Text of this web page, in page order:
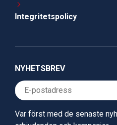
Integritetspolicy
NYHETSBREV
Var först med de senaste